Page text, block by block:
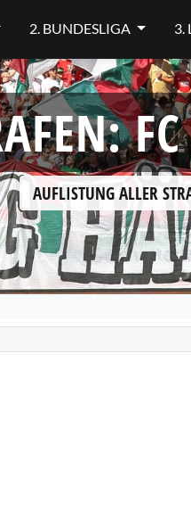
2. BUNDESLIGA 3.
AUFLISTUNG ALLER